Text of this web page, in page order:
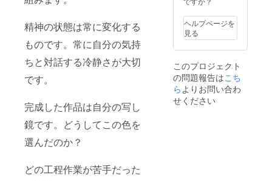
精神の状態は常に変化する
ものです。常に自分の気持
ちと対話する冷静さが大切
です。
完成した作品は自分の写し
鏡です。どうしてこの色を
選んだのか？
どの工程作業が苦手だった
ヘルプページを
見る
このプロジェクト
の問題報告はこち
らよりお問い合わ
せください